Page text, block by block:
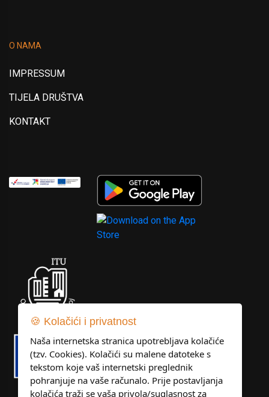
O NAMA
IMPRESSUM
TIJELA DRUŠTVA
KONTAKT
🍪 Kolačići i privatnost
Naša internetska stranica upotrebljava kolačiće
(tzv. Cookies). Kolačići su malene datoteke s
tekstom koje vaš internetski preglednik
pohranjuje na vaše računalo. Prije postavljanja
kolačića traži se vaša privola/suglasnost za